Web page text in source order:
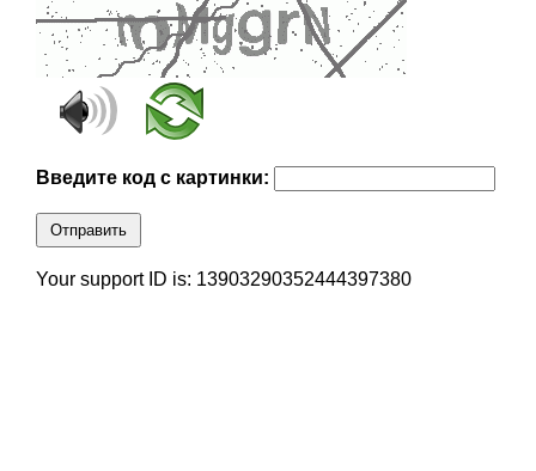
Введите код с картинки:
Отправить
Your support ID is: 13903290352444397380